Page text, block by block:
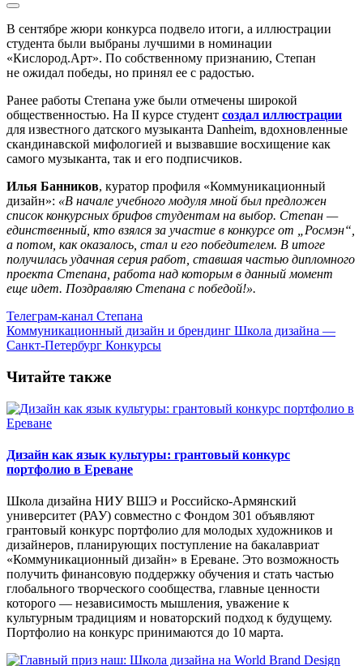
В сентябре жюри конкурса подвело итоги, а иллюстрации
студента были выбраны лучшими в номинации
«Кислород.Арт». По собственному признанию, Степан
не ожидал победы, но принял ее с радостью.
Ранее работы Степана уже были отмечены широкой
общественностью. На II курсе студент создал иллюстрации
для известного датского музыканта Danheim, вдохновленные
скандинавской мифологией и вызвавшие восхищение как
самого музыканта, так и его подписчиков.
Илья Банников, куратор профиля «Коммуникационный
дизайн»: «В начале учебного модуля мной был предложен
список конкурсных брифов студентам на выбор. Степан —
единственный, кто взялся за участие в конкурсе от „Росмэн“,
а потом, как оказалось, стал и его победителем. В итоге
получилась удачная серия работ, ставшая частью дипломного
проекта Степана, работа над которым в данный момент
еще идет. Поздравляю Степана с победой!».
Телеграм-канал Степана
Коммуникационный дизайн и брендинг Школа дизайна —
Санкт-Петербург Конкурсы
Читайте также
Дизайн как язык культуры: грантовый конкурс
портфолио в Ереване
Школа дизайна НИУ ВШЭ и Российско-Армянский
университет (РАУ) совместно с Фондом 301 объявляют
грантовый конкурс портфолио для молодых художников и
дизайнеров, планирующих поступление на бакалавриат
«Коммуникационный дизайн» в Ереване. Это возможность
получить финансовую поддержку обучения и стать частью
глобального творческого сообщества, главные ценности
которого — независимость мышления, уважение к
культурным традициям и новаторский подход к будущему.
Портфолио на конкурс принимаются до 10 марта.